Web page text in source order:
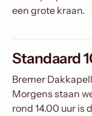
een grote kraan.
Standaard
Bremer
Morgens staan
rond 14.00 uur is